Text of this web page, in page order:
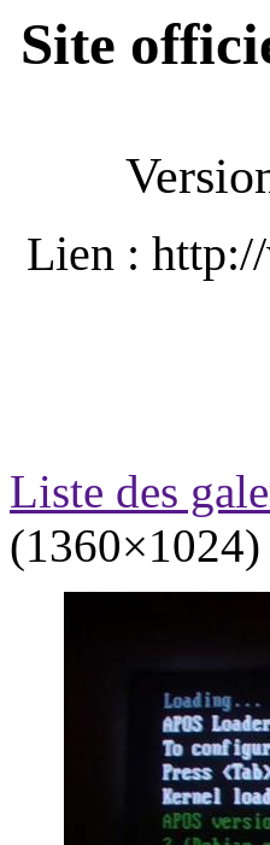
Site
Lien :
Liste des
(1360×1024)